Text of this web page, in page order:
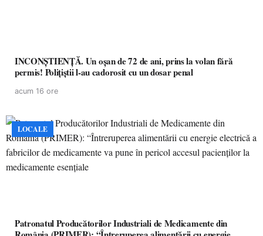
INCONȘTIENȚĂ. Un oșan de 72 de ani, prins la volan fără
permis! Polițiștii l-au cadorosit cu un dosar penal
acum 16 ore
LOCALE
Patronatul Producătorilor Industriali de Medicamente din